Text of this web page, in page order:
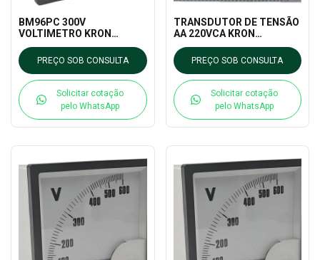
BM96PC 300V
VOLTIMETRO KRON
MEDIDORES
PREÇO SOB CONSULTA
Solicitar cotação
pelo WhatsApp
TRANSDUTOR DE TENSÃO
AA 220VCA KRON
MEDIDORES
PREÇO SOB CONSULTA
Solicitar cotação
pelo WhatsApp